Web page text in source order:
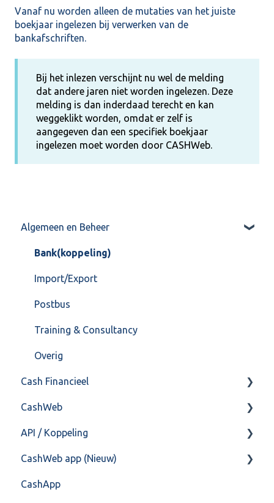
Vanaf nu worden alleen de mutaties van het juiste
boekjaar ingelezen bij verwerken van de
bankafschriften.
Bij het inlezen verschijnt nu wel de melding
dat andere jaren niet worden ingelezen. Deze
melding is dan inderdaad terecht en kan
weggeklikt worden, omdat er zelf is
aangegeven dan een specifiek boekjaar
ingelezen moet worden door CASHWeb.
Algemeen en Beheer
Bank(koppeling)
Import/Export
Postbus
Training & Consultancy
Overig
Cash Financieel
Boekhoud
Fiscaal
Overig
CashWeb
CashHero Layout
Mailen vanuit CASHWeb
Algemeen gebruik
API / Koppeling
Algemeen
Api 3.0 (SOAP API)
CashWeb app (Nieuw)
Veel gestelde vragen
CashApp